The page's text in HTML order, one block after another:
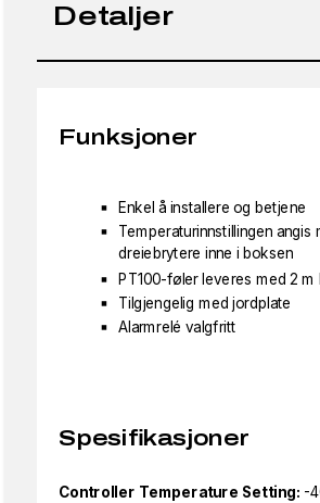
Detaljer
Funksjoner
Enkel å installere og betjene
Temperaturinnstillingen angis
dreiebrytere inne i boksen
PT100-føler leveres med 2 m
Tilgjengelig med jordplate
Alarmrelé valgfritt
Spesifikasjoner
Controller Temperature Setting: -